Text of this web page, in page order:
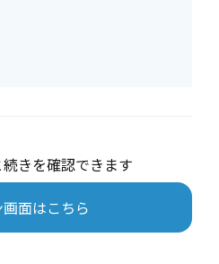
きを確認できます
面はこちら